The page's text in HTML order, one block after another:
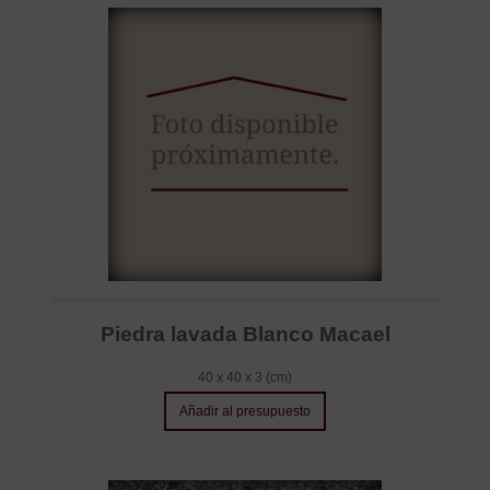
Piedra lavada Blanco Macael
40 x 40 x 3 (cm)
Añadir al presupuesto